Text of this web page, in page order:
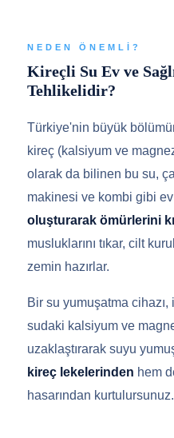
NEDEN ÖNEMLI?
Kireçli Su Ev ve
Tehlikelidir?
Türkiye'nin büyük
kireç (kalsiyum ve
olarak da bilinen bu su,
makinesi ve kombi gibi
oluşturarak ömürlerini
musluklarını tıkar, cilt
zemin hazırlar.
Bir su yumuşatma
sudaki kalsiyum ve
uzaklaştırarak suyu
kireç lekelerinden hem
hasarından kurtulursunuz.